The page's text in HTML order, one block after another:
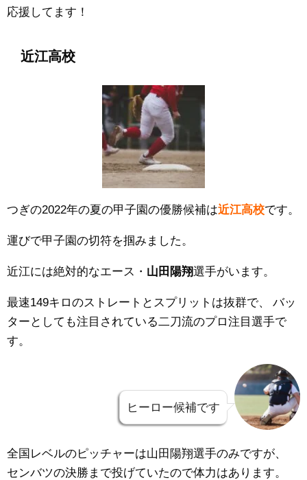
応援してます！
近江高校
つぎの2022年の夏の甲子園の優勝候補は近江高校です。
運びで甲子園の切符を掴みました。
近江には絶対的なエース・ 山田陽翔選手がいます。
最速149キロのストレートとスプリットは抜群で、
バッ
ターとしても注目されている二刀流のプロ注目選手で
す。
ヒーロー候補です
全国レベルのピッチャーは山田陽翔選手のみですが、
センバツの決勝まで投げていたので体力はあります。